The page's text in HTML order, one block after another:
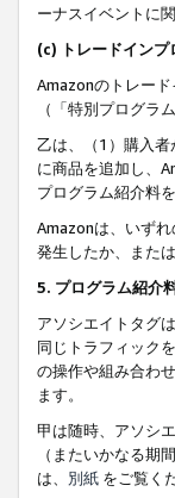
ーナスイベントに
(c) トレードインプ
Amazonのトレー
（「特別プログラ
乙は、（1）購入
に商品を追加し、
プログラム紹介料
Amazonは、いず
発生したか、また
5. プログラム紹介
アソシエイトタグ
同じトラフィック
の操作や組み合わ
ます。
甲は随時、アソシ
（またいかなる期
は、 別紙 をご覧く